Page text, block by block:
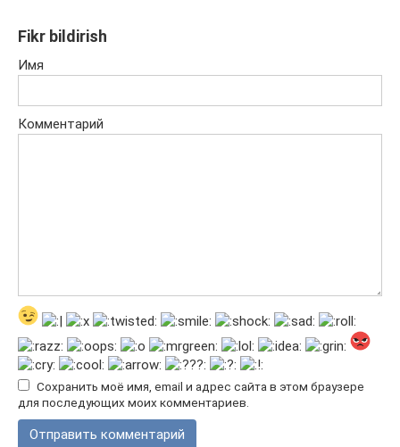
Fikr bildirish
Имя
Комментарий
Сохранить моё имя, email и адрес сайта в этом браузере
для последующих моих комментариев.